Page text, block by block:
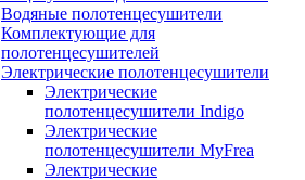
Водяные полотенцесушители
Комплектующие для
полотенцесушителей
Электрические полотенцесушители
Электрические
полотенцесушители Indigo
Электрические
полотенцесушители MyFrea
Электрические